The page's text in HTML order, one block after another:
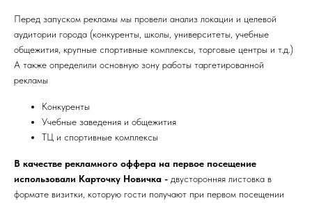
Перед запуском рекламы мы провели анализ локации и целевой
аудитории города (конкуренты, школы, университеты, учебные
общежития, крупные спортивные комплексы, торговые центры и т.д.)
А также определили основную зону работы таргетированной
рекламы
Конкуренты
Учебные заведения и общежития
ТЦ и спортивные комплексы
В качестве рекламного оффера на первое посещение
использовали Карточку Новичка - двусторонняя листовка в
формате визитки, которую гости получают при первом посещении